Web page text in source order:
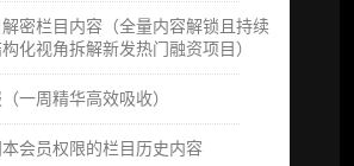
密栏目内容（全量内容解锁且持续
化视角拆解新发热门融资项目）
一周精华高效吸收）
会员权限的栏目历史内容
）
领先市场以提前解锁）
1 沟通（1 小时，话题需审核）